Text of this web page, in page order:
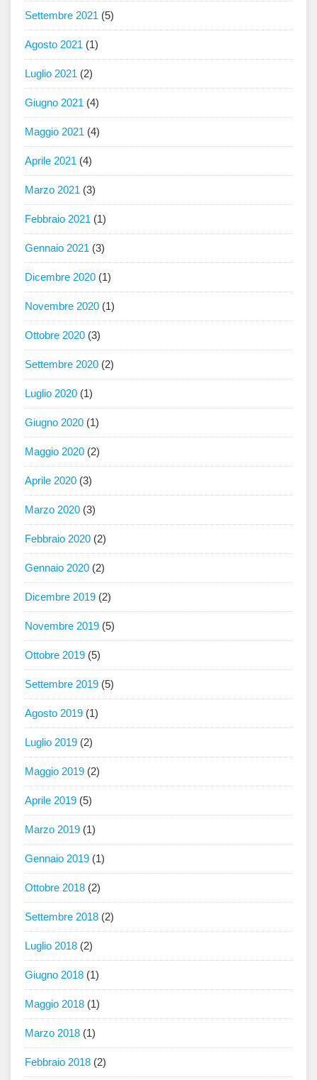
Settembre 2021 (5)
Agosto 2021 (1)
Luglio 2021 (2)
Giugno 2021 (4)
Maggio 2021 (4)
Aprile 2021 (4)
Marzo 2021 (3)
Febbraio 2021 (1)
Gennaio 2021 (3)
Dicembre 2020 (1)
Novembre 2020 (1)
Ottobre 2020 (3)
Settembre 2020 (2)
Luglio 2020 (1)
Giugno 2020 (1)
Maggio 2020 (2)
Aprile 2020 (3)
Marzo 2020 (3)
Febbraio 2020 (2)
Gennaio 2020 (2)
Dicembre 2019 (2)
Novembre 2019 (5)
Ottobre 2019 (5)
Settembre 2019 (5)
Agosto 2019 (1)
Luglio 2019 (2)
Maggio 2019 (2)
Aprile 2019 (5)
Marzo 2019 (1)
Gennaio 2019 (1)
Ottobre 2018 (2)
Settembre 2018 (2)
Luglio 2018 (2)
Giugno 2018 (1)
Maggio 2018 (1)
Marzo 2018 (1)
Febbraio 2018 (2)